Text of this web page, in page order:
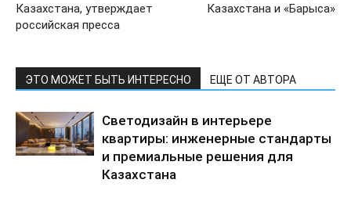
Казахстана, утверждает
российская пресса
Казахстана и «Барыса»
ЭТО МОЖЕТ БЫТЬ ИНТЕРЕСНО ЕЩЕ ОТ АВТОРА
Светодизайн в интерьере
квартиры: инженерные стандарты
и премиальные решения для
Казахстана